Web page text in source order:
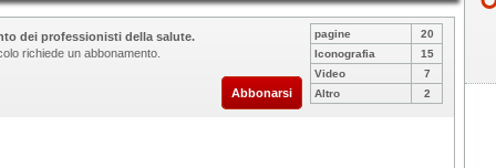
dei professionisti della salute.
richiede un abbonamento.
Abbonarsi
pagine
20
Iconografia
15
Video
7
Altro
2